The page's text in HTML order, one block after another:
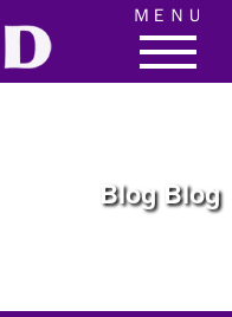
BlogBlog
ＭＥＮＵ